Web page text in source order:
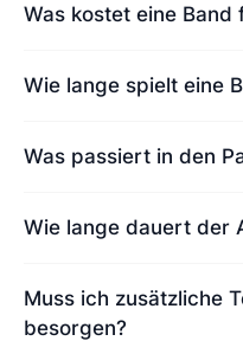
Was kostet eine Band
Wie lange spielt eine
Was passiert in den
Wie lange dauert der
Muss ich zusätzliche
besorgen?